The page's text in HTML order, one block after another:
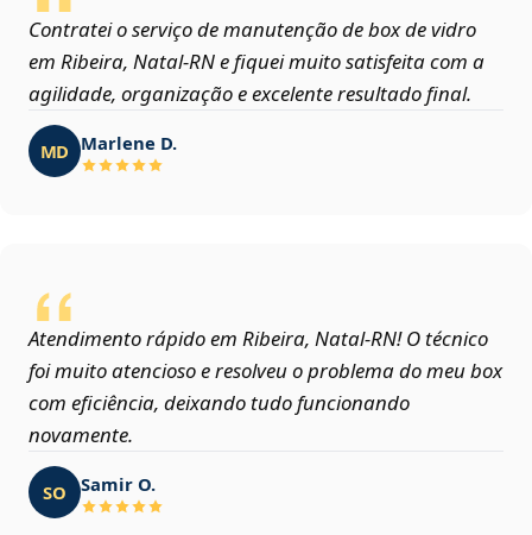
Contratei o serviço de manutenção de box de vidro
em Ribeira, Natal‑RN e fiquei muito satisfeita com a
agilidade, organização e excelente resultado final.
MD Marlene D.
Atendimento rápido em Ribeira, Natal‑RN! O técnico
foi muito atencioso e resolveu o problema do meu box
com eficiência, deixando tudo funcionando
novamente.
SO Samir O.